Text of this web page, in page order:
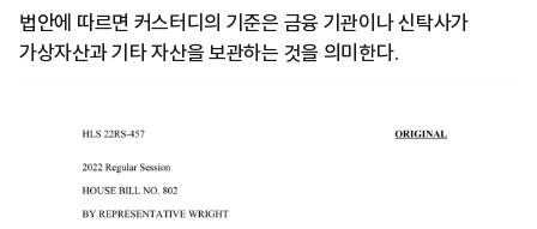
법안에 따르면 커스터디의 기준은 금융 기관이나 신탁사가
가상자산과 기타 자산을 보관하는 것을 의미한다.